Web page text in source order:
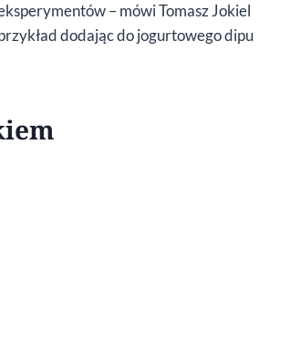
– mówi Tomasz Jokiel
dodając do jogurtowego dipu